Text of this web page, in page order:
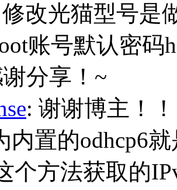
改光猫型号是
账号默认密码
分享！~
: 谢谢博主！
内置的odhcp6
个方法获取的